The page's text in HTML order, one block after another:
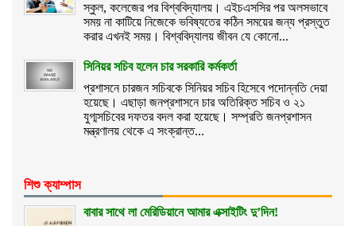
স্কুল, কলেজের পর বিশ্ববিদ্যালয়। এইচএসসির পর অলসভাবে
সময় না কাটিয়ে নিজেকে ভবিষ্যতের কঠিন সময়ের জন্য প্রস্তুত
করার এখনই সময়। বিশ্ববিদ্যালয় জীবন যে কোনো...
সিনিয়র সচিব হলেন চার সরকারি কর্মকর্তা
প্রশাসনে চারজন সচিবকে সিনিয়র সচিব হিসেবে পদোন্নতি দেয়া
হয়েছে। এছাড়া জনপ্রশাসনে চার অতিরিক্ত সচিব ও ২১
যুগ্মসচিবের দফতর বদল করা হয়েছে। সম্প্রতি জনপ্রশাসন
মন্ত্রণালয় থেকে এ সংক্রান্ত...
শিশু ক্যাম্পাস
বাবার সাথে লা মেরিডিয়ানে আমার এক্সাইটিং দু’দিন!